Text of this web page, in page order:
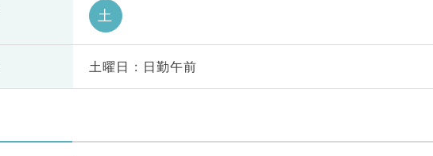
土
土曜日 : 日勤午前